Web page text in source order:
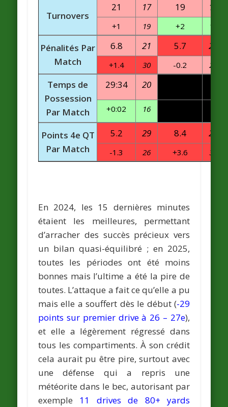
Turnovers
21 17 19 19
+1 19 +2 14
Pénalités Par
Match
6.8 21 5.7 26
+1.4 30 -0.2 20
Temps de
Possession
Par Match
29:34 20
+0:02 16
Points 4e QT
Par Match
5.2 29 8.4 28
-1.3 26 +3.6 30
En 2024, les 15 dernières minutes
étaient les meilleures, permettant
d’arracher des succès précieux vers
un bilan quasi-équilibré ; en 2025,
toutes les périodes ont été moins
bonnes mais l’ultime a été la pire de
toutes. L’attaque a fait ce qu’elle a pu
mais elle a souffert dès le début (-29
points sur premier drive à 26 – 27e),
et elle a légèrement régressé dans
tous les compartiments. À son crédit
cela aurait pu être pire, surtout avec
une défense qui a repris une
météorite dans le bec, autorisant par
exemple 11 drives de 80+ yards